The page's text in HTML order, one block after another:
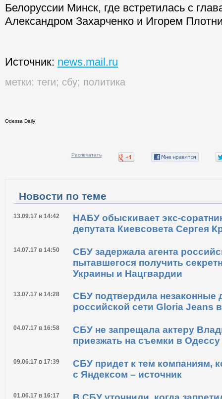
Белоруссии Минск, где встретилась с
Александром Захарченко и Игорем
Источник: news.mail.ru
метки: теги; сбу; политика
Odessa Daily
Распечатать
Новости по теме
13.09.17 в 14:42
НАБУ обыскивает экс-
депутата Киевсовета Сергея
14.07.17 в 14:50
СБУ задержала агента
пытавшегося получить
Украины и Нацгвардии
13.07.17 в 14:28
СБУ подтвердила незаконные
российской сети Gloria Jeans
04.07.17 в 16:58
СБУ не запрещала актеру
приезжать на съемки в Одессу
09.06.17 в 17:39
СБУ придет к тем компаниям,
с Яндексом – источник
01.06.17 в 16:17